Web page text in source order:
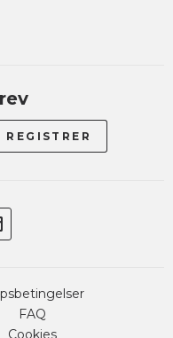
FAQ
Cookies